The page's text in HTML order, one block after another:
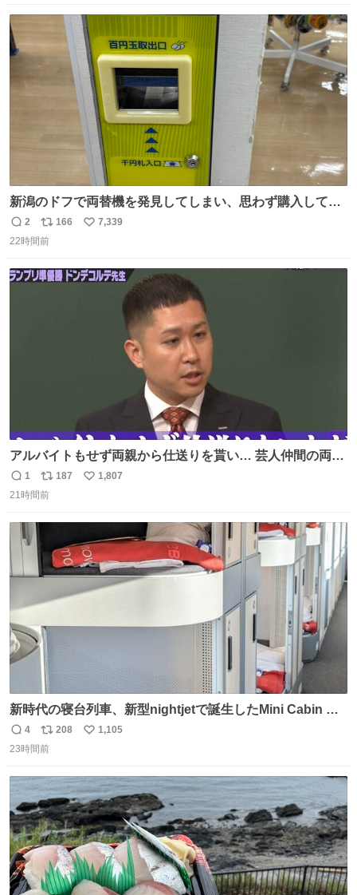
数
数
新潟のドフで両替機を発見してしまい、思わず購入してし
まい大阪に発送するイベントが発生
返
信
2
リ
ポ
ト
166
い
数
7,339
22時間前
アルバイトもせず両親から仕送りを貰い… 芸人仲間の両親
のスネまでかじる!? ドンデコルテ銀次⚡️ 無料見逃し配信は
こちらから ▶︎abema.go.link/gBLVb ◤しくじり先生
@akmllube0617
返
信
1
リ
ポ
数
187
い
1,807
21時間前
新時代の寝台列車、新型nightjetで誕生したMini Cabin ま
さに走るカプセルホテルといった感じで、一人旅で利用す
るのにはちょうどいい設備。 他の人も言ってましたが、サ
返
信
4
リ
ポ
ト
数
208
い
数
1,105
23時間前